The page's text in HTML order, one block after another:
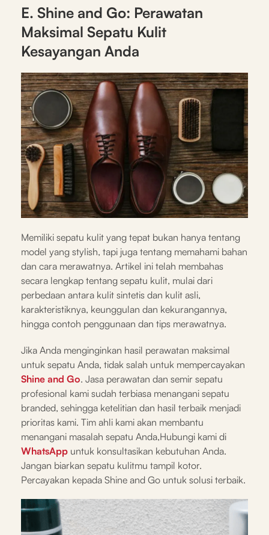
E. Shine and Go: Perawatan
Maksimal Sepatu Kulit
Kesayangan Anda
Memiliki sepatu kulit yang tepat bukan hanya tentang
model yang stylish, tapi juga tentang memahami bahan
dan cara merawatnya. Artikel ini telah membahas
secara lengkap tentang sepatu kulit, mulai dari
perbedaan antara kulit sintetis dan kulit asli,
karakteristiknya, keunggulan dan kekurangannya,
hingga contoh penggunaan dan tips merawatnya.
Jika Anda menginginkan hasil perawatan maksimal
untuk sepatu Anda, tidak salah untuk mempercayakan
Shine and Go. Jasa perawatan dan semir sepatu
profesional kami sudah terbiasa menangani sepatu
branded, sehingga ketelitian dan hasil terbaik menjadi
prioritas kami. Tim ahli kami akan membantu
menangani masalah sepatu Anda,Hubungi kami di
WhatsApp untuk konsultasikan kebutuhan Anda.
Jangan biarkan sepatu kulitmu tampil kotor.
Percayakan kepada Shine and Go untuk solusi terbaik.